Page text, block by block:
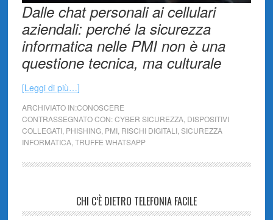
Dalle chat personali ai cellulari
aziendali: perché la sicurezza
informatica nelle PMI non è una
questione tecnica, ma culturale
[Leggi di più…]
ARCHIVIATO IN:CONOSCERE
CONTRASSEGNATO CON:CYBER SICUREZZA, DISPOSITIVI
COLLEGATI, PHISHING, PMI, RISCHI DIGITALI, SICUREZZA
INFORMATICA, TRUFFE WHATSAPP
CHI C’È DIETRO TELEFONIA FACILE